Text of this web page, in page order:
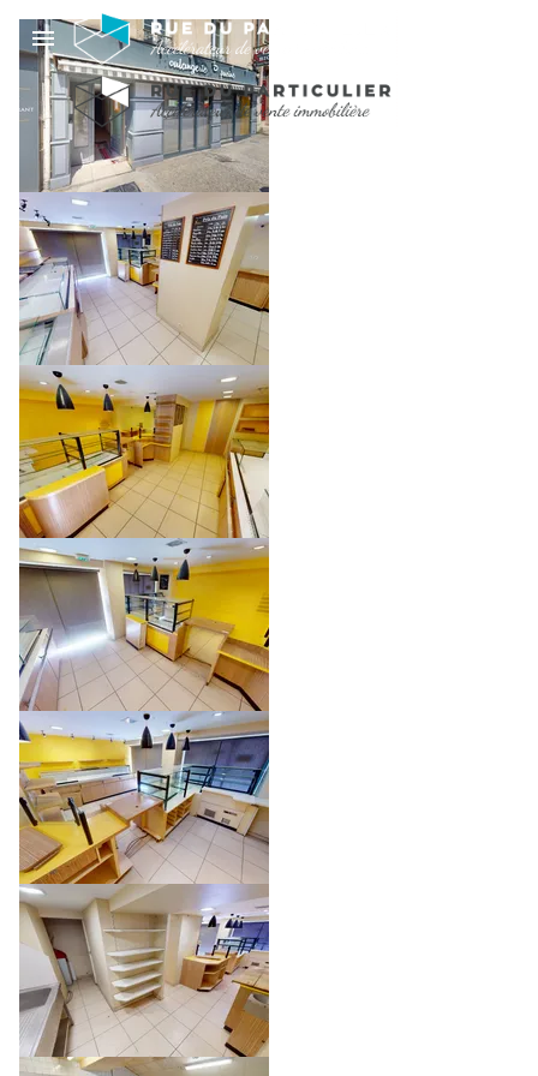
DROIT AU BAIL - 134
M2 - CENTRE-VILLE
EMPLACEMENT N°1
30 000 €